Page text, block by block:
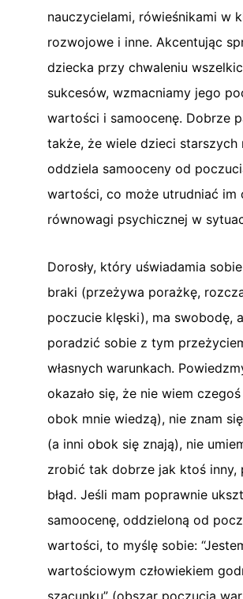
nauczycielami, rówieśnikami w
rozwojowe i inne. Akcentując
dziecka przy chwaleniu
sukcesów, wzmacniamy jego
wartości i samoocenę. Dobrze
także, że wiele dzieci starszych
oddziela samooceny od
wartości, co może utrudniać im
równowagi psychicznej w
Dorosły, który uświadamia
braki (przeżywa porażkę,
poczucie klęski), ma swobodę,
poradzić sobie z tym
własnych warunkach.
okazało się, że nie wiem
obok mnie wiedzą), nie znam
(a inni obok się znają), nie
zrobić tak dobrze jak ktoś inny,
błąd. Jeśli mam poprawnie
samoocenę, oddzieloną od
wartości, to myślę sobie:
wartościowym człowiekiem
szacunku” (obszar poczucia